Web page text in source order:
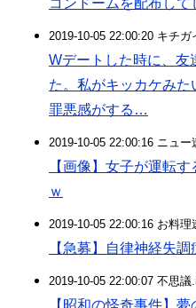
コンドームを配布して
2019-10-05 22:00:20 キチ
Wデートした時に、友
た。私がキッカケみ
罪悪感がする…
2019-10-05 22:00:16 ニュー
【画像】女子が運転
ｗ
2019-10-05 22:00:16 お料理
【急募】自律神経失
2019-10-05 22:00:07 不思議
【昭和の怪奇事件】